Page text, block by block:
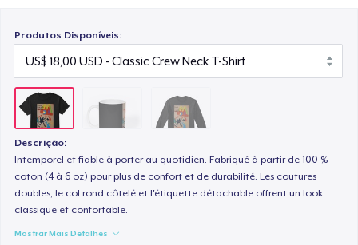
Produtos Disponíveis:
Descrição:
Intemporel et fiable à porter au quotidien. Fabriqué à partir de 100 %
coton (4 à 6 oz) pour plus de confort et de durabilité. Les coutures
doubles, le col rond côtelé et l'étiquette détachable offrent un look
classique et confortable.
Mostrar Mais Detalhes